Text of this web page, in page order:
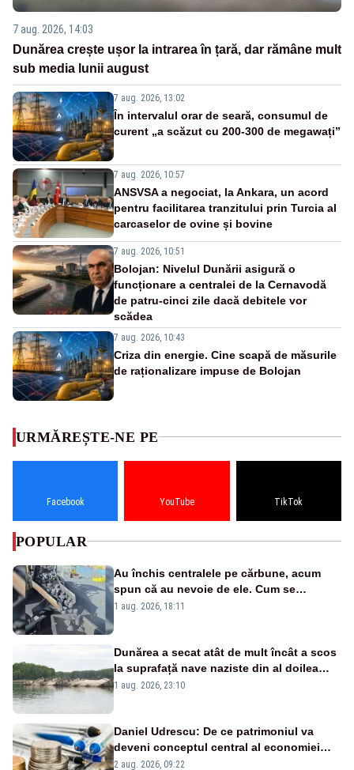
7 aug. 2026, 14:03
Dunărea crește ușor la intrarea în țară, dar rămâne mult
sub media lunii august
7 aug. 2026, 13:02
În intervalul orar de seară, consumul de
curent „a scăzut cu 200-300 de megawați”
7 aug. 2026, 10:57
ANSVSA a negociat, la Ankara, un acord
pentru facilitarea tranzitului prin Turcia al
carcaselor de ovine și bovine
7 aug. 2026, 10:51
Bolojan: Nivelul Dunării asigură o
funcționare a centralei de la Cernavodă
de patru-cinci zile dacă debitele vor
scădea
7 aug. 2026, 10:43
Criza din energie. Cine scapă de măsurile
de raționalizare impuse de Bolojan
URMĂREȘTE-NE PE
Facebook YouTube TikTok
POPULAR
Au închis centralele pe cărbune, acum
spun că au nevoie de ele. Cum se
pasează vina în plină criză energetică
1 aug. 2026, 18:11
Dunărea a secat atât de mult încât a scos
la suprafață nave naziste din al doilea
război mondial
1 aug. 2026, 23:10
Daniel Udrescu: De ce patrimoniul va
deveni conceptul central al economiei
viitoare?
2 aug. 2026, 09:22